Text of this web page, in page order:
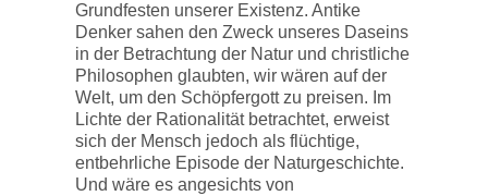
Grundfesten unserer Existenz. Antike
Denker sahen den Zweck unseres Daseins
in der Betrachtung der Natur und christliche
Philosophen glaubten, wir wären auf der
Welt, um den Schöpfergott zu preisen. Im
Lichte der Rationalität betrachtet, erweist
sich der Mensch jedoch als flüchtige,
entbehrliche Episode der Naturgeschichte.
Und wäre es angesichts von